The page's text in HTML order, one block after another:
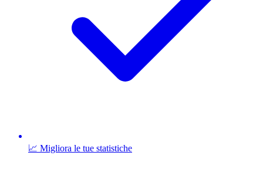
📈 Migliora le tue statistiche